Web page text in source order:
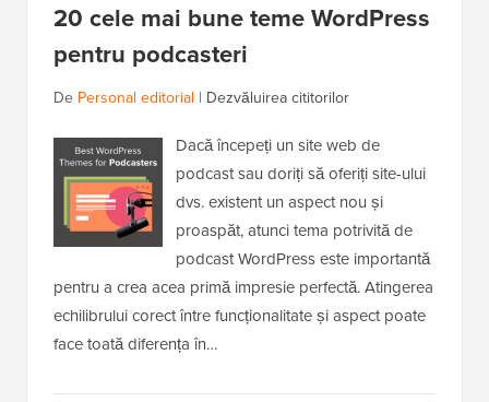
20 cele mai bune teme WordPress
pentru podcasteri
De Personal editorial | Dezvăluirea cititorilor
Dacă începeți un site web de
podcast sau doriți să oferiți site-ului
dvs. existent un aspect nou și
proaspăt, atunci tema potrivită de
podcast WordPress este importantă
pentru a crea acea primă impresie perfectă. Atingerea
echilibrului corect între funcționalitate și aspect poate
face toată diferența în…